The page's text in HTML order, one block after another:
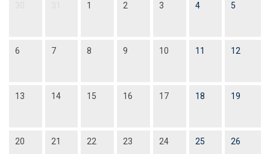
1 2 3 4 5
6 7 8 9 10 11 12
13 14 15 16 17 18 19
20 21 22 23 24 25 26